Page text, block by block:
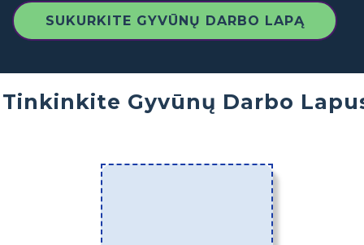
SUKURKITE GYVŪNŲ DARBO LAPĄ
Tinkinkite Gyvūnų Darbo